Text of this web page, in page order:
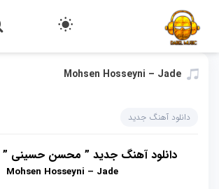
Mohsen Hosseyni – Jade
دانلود آهنگ جدید
دانلود آهنگ جدید ” محسن حسینی ”
Mohsen Hosseyni – Jade